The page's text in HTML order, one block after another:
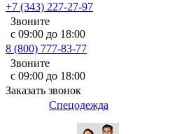
+7 (343) 227-27-97
Звоните
с 09:00 до 18:00
8 (800) 777-83-77
Звоните
с 09:00 до 18:00
Заказать звонок
Спецодежда